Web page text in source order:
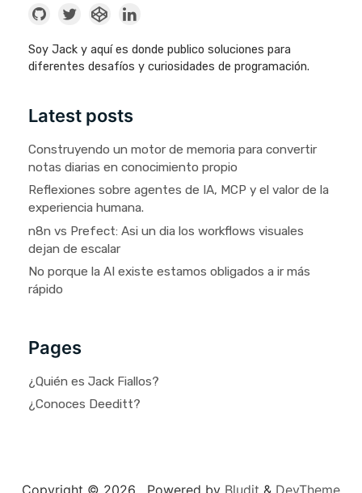
Soy Jack y aquí es donde publico soluciones para
diferentes desafíos y curiosidades de programación.
Latest posts
Construyendo un motor de memoria para convertir
notas diarias en conocimiento propio
Reflexiones sobre agentes de IA, MCP y el valor de la
experiencia humana.
n8n vs Prefect: Asi un dia los workflows visuales
dejan de escalar
No porque la AI existe estamos obligados a ir más
rápido
Pages
¿Quién es Jack Fiallos?
¿Conoces Deeditt?
Copyright © 2026 , Powered by Bludit & DevTheme